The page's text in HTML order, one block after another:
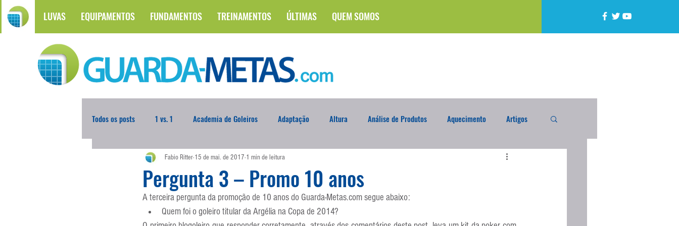
LUVAS EQUIPAMENTOS FUNDAMENTOS TREINAMENTOS ÚLTIMAS QUEM SOMOS
Todos os posts 1 vs. 1 Academia de Goleiros Adaptação Altura Análise de Produtos Aquecimento Artigos
Atualidades Blogoleiro da Semana Brasileirão Compra Exterior
Comunicação Copa do Mundo Curso Defesa da Semana Deslocamento
Pergunta 3 – Promo 10 anos
Fabio Ritter 15 de mai. de 2017 1 min de leitura
A terceira pergunta da promoção de 10 anos do Guarda-Metas.com segue abaixo:
Quem foi o goleiro titular da Argélia na Copa de 2014?